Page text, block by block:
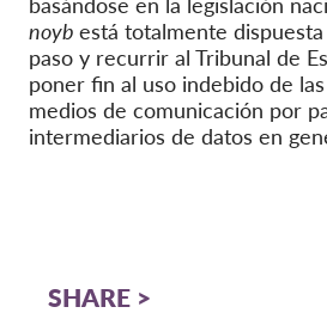
noyb está totalmente
paso y recurrir al Tribunal de
poner fin al uso indebido de
medios de comunicación por
intermediarios de datos en
SHARE